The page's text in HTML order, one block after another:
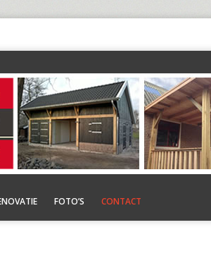
FOTO’S CONTACT